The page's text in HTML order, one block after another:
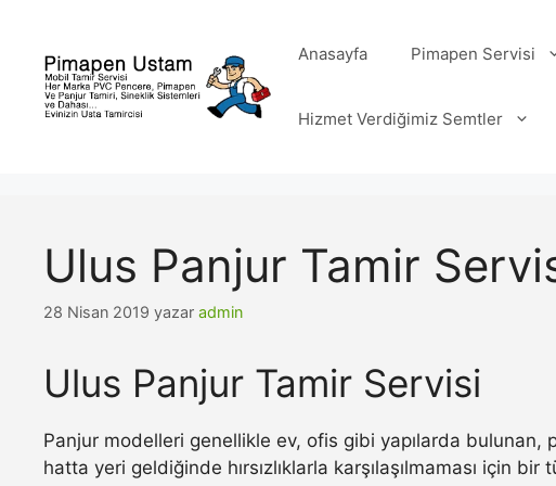
Anasayfa Pimapen Servisi
Hizmet Verdiğimiz Semtler
Ulus Panjur Tamir
28 Nisan 2019 yazar admin
Ulus Panjur Tamir Servisi
Panjur modelleri genellikle ev, ofis gibi yapılarda bulunan,
hatta yeri geldiğinde hırsızlıklarla karşılaşılmaması için